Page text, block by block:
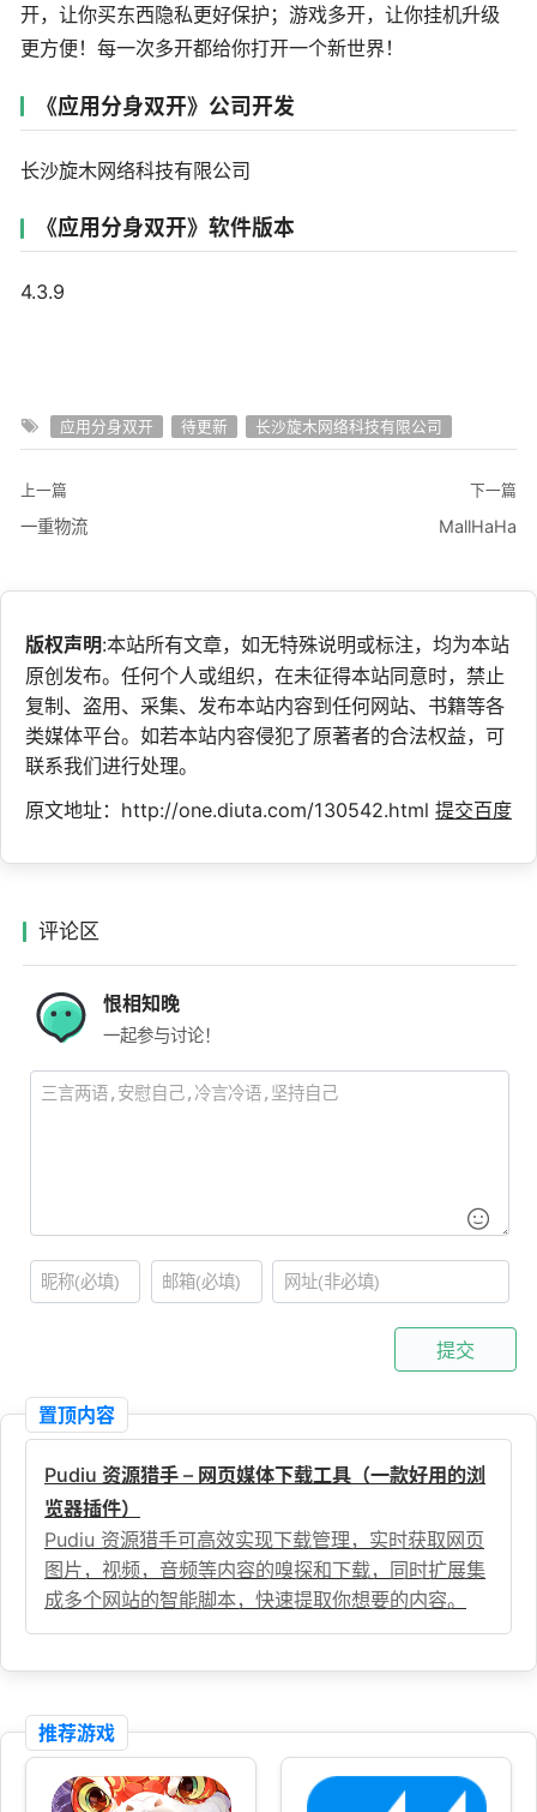
开，让你买东西隐私更好保护；游戏多开，让你挂机升级
更方便！每一次多开都给你打开一个新世界！
《应用分身双开》公司开发
长沙旋木网络科技有限公司
《应用分身双开》软件版本
4.3.9
应用分身双开 待更新 长沙旋木网络科技有限公司
上一篇
一重物流
下一篇
MallHaHa
版权声明:本站所有文章，如无特殊说明或标注，均为本站
原创发布。任何个人或组织，在未征得本站同意时，禁止
复制、盗用、采集、发布本站内容到任何网站、书籍等各
类媒体平台。如若本站内容侵犯了原著者的合法权益，可
联系我们进行处理。
原文地址：http://one.diuta.com/130542.html 提交百度
评论区
恨相知晚
一起参与讨论！
提交
置顶内容
Pudiu 资源猎手 – 网页媒体下载工具（一款好用的浏
览器插件）
Pudiu 资源猎手可高效实现下载管理，实时获取网页
图片，视频，音频等内容的嗅探和下载，同时扩展集
成多个网站的智能脚本，快速提取你想要的内容。
推荐游戏